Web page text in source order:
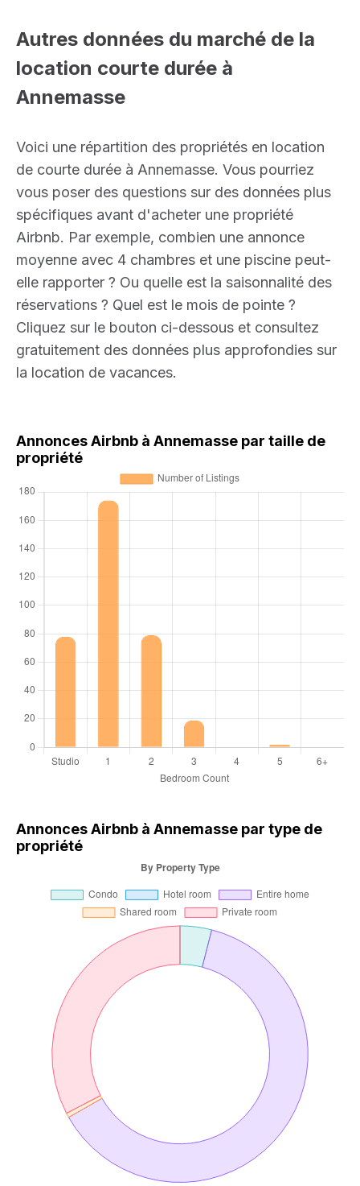
Autres données du marché de la
location courte durée à
Annemasse
Voici une répartition des propriétés en location
de courte durée à Annemasse. Vous pourriez
vous poser des questions sur des données plus
spécifiques avant d'acheter une propriété
Airbnb. Par exemple, combien une annonce
moyenne avec 4 chambres et une piscine peut-
elle rapporter ? Ou quelle est la saisonnalité des
réservations ? Quel est le mois de pointe ?
Cliquez sur le bouton ci-dessous et consultez
gratuitement des données plus approfondies sur
la location de vacances.
Annonces Airbnb à Annemasse par taille de
propriété
Annonces Airbnb à Annemasse par type de
propriété